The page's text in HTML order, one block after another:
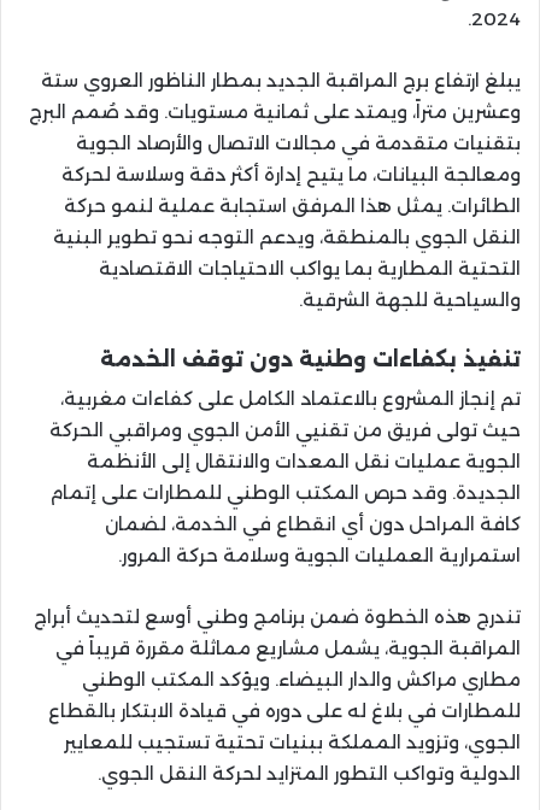
2024.
يبلغ ارتفاع برج المراقبة الجديد بمطار الناظور العروي ستة
وعشرين متراً، ويمتد على ثمانية مستويات. وقد صُمم البرج
بتقنيات متقدمة في مجالات الاتصال والأرصاد الجوية
ومعالجة البيانات، ما يتيح إدارة أكثر دقة وسلاسة لحركة
الطائرات. يمثل هذا المرفق استجابة عملية لنمو حركة
النقل الجوي بالمنطقة، ويدعم التوجه نحو تطوير البنية
التحتية المطارية بما يواكب الاحتياجات الاقتصادية
والسياحية للجهة الشرقية.
تنفيذ بكفاءات وطنية دون توقف الخدمة
تم إنجاز المشروع بالاعتماد الكامل على كفاءات مغربية،
حيث تولى فريق من تقنيي الأمن الجوي ومراقبي الحركة
الجوية عمليات نقل المعدات والانتقال إلى الأنظمة
الجديدة. وقد حرص المكتب الوطني للمطارات على إتمام
كافة المراحل دون أي انقطاع في الخدمة، لضمان
استمرارية العمليات الجوية وسلامة حركة المرور.
تندرج هذه الخطوة ضمن برنامج وطني أوسع لتحديث أبراج
المراقبة الجوية، يشمل مشاريع مماثلة مقررة قريباً في
مطاري مراكش والدار البيضاء. ويؤكد المكتب الوطني
للمطارات في بلاغ له على دوره في قيادة الابتكار بالقطاع
الجوي، وتزويد المملكة ببنيات تحتية تستجيب للمعايير
الدولية وتواكب التطور المتزايد لحركة النقل الجوي.